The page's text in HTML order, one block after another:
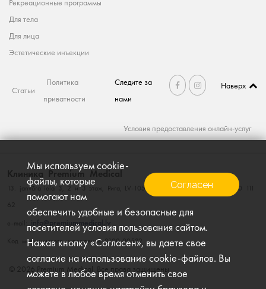
Согласен
Мы используем cookie-
файлы, которые
помогают нам
обеспечить удобные и безопасные для
посетителей условия пользования сайтом.
Нажав кнопку «Согласен», вы даете свое
согласие на использование cookie-файлов. Вы
можете в любое время отменить свое
Рекреационные программы
Для тела
Для лица
Эстетические инъекции
Статьи
Политика
приватности
Следите за
нами
Наверх
Условия предоставления онлайн-услуг
© 2026 Premium Medical, Все права защищены
Клиника Premium Medical
13. janvāra iela 3, 2 и 3 этаж, Рига, LV-1050, тел. 660 111 60; факс. 660 111
62
e-mail: info@premiummedical.lv
Kод медицинского учреждения 0100-00532